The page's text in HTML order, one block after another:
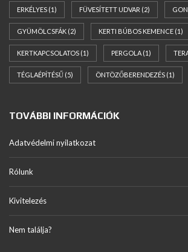
ERKÉLYES (1) FÜVESÍTETT UDVAR (2)
GYÜMÖLCSFÁK (2) KERTI BÚBOS KEMENCE (1)
KERTKAPCSOLATOS (1) PERGOLA (1)
TÉGLAÉPÍTÉSŰ (5) ÖNTÖZŐBERENDEZÉS (1)
TOVÁBBI INFORMÁCIÓK
Adatvédelmi nyilatkozat
Rólunk
Kivitelezés
Nem találja?